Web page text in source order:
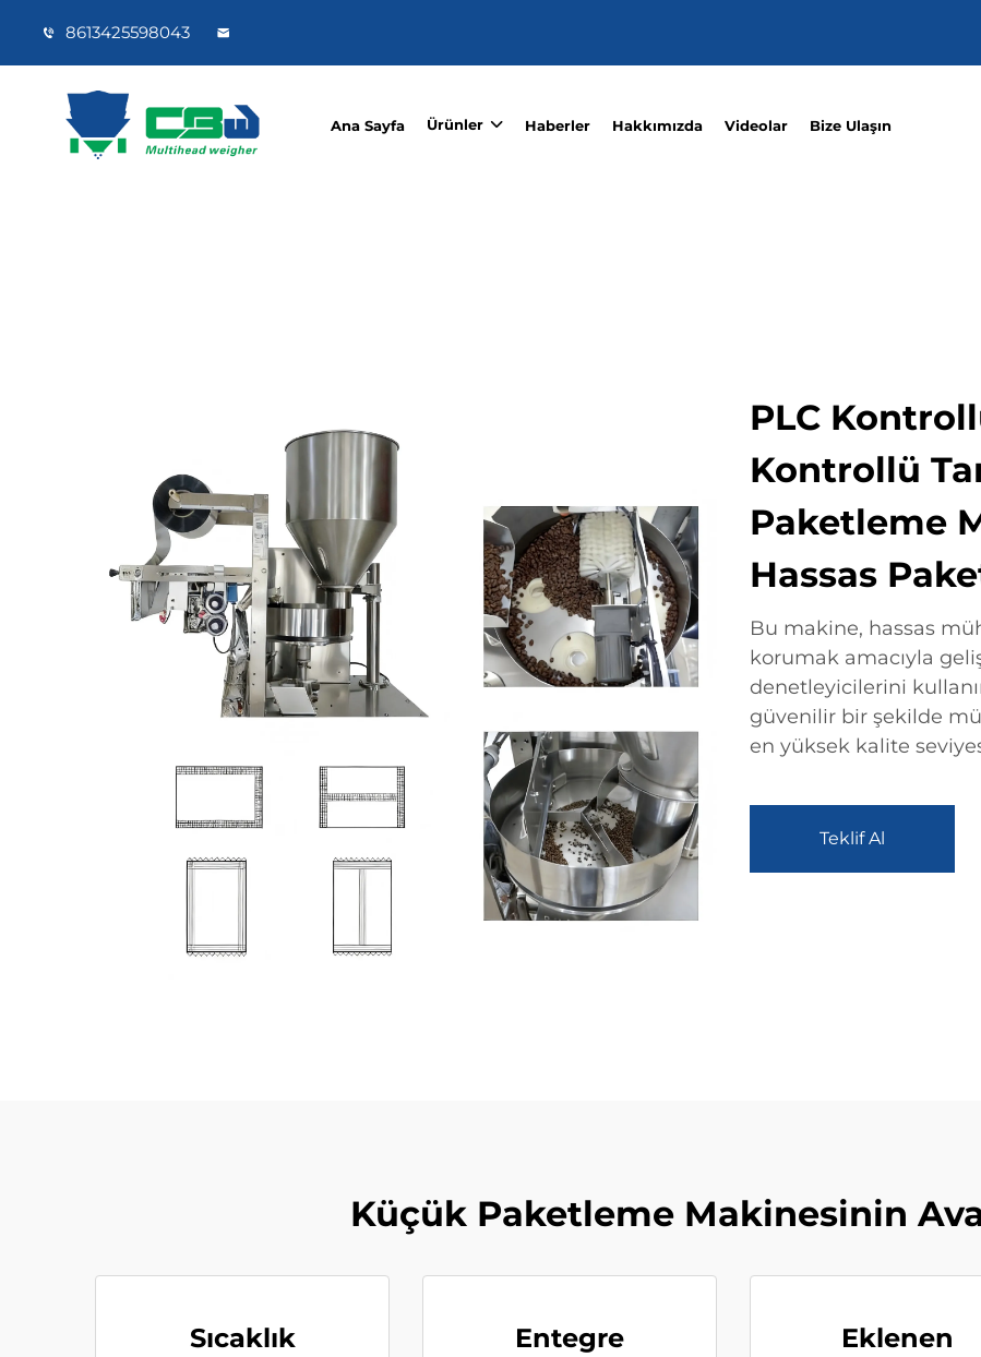
8613425598043
Ana Sayfa Ürünler Haberler Hakkımızda Videolar Bize Ulaşın
PLC
Kontrollü
Paketleme
Hassas
Bu makine, hassas
korumak amacıyla
denetleyicilerini
güvenilir bir şekilde
en yüksek kalite
Teklif Al
Küçük Paketleme Makinesinin
Sıcaklık
Entegre
Eklenen